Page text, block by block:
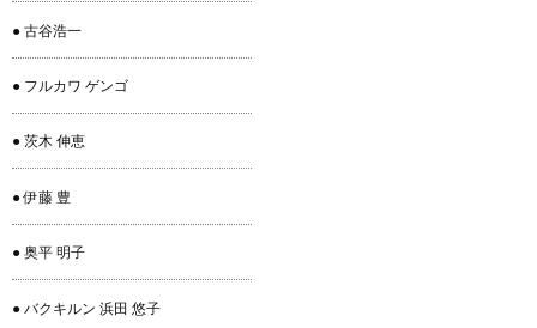
● 古谷浩一
● フルカワ ゲンゴ
● 茨木 伸恵
● 伊藤 豊
● 奥平 明子
● バクキルン 浜田 悠子